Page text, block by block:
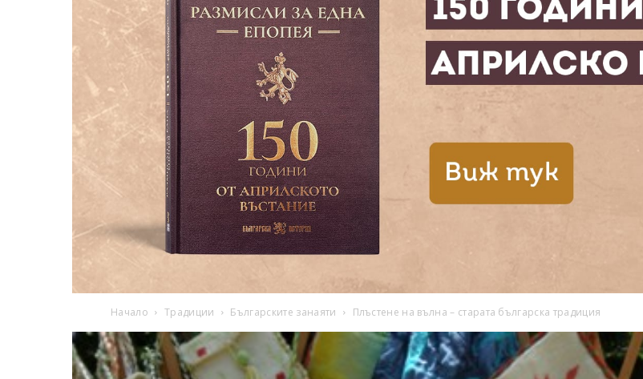
история
Начало Традиции Българските занаяти Плъстене на вълна – старата българска традиция